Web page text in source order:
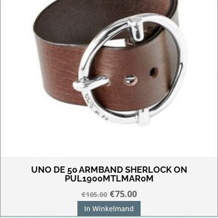
UNO DE 50 ARMBAND SHERLOCK ON
PUL1900MTLMAR0M
€105.00 Oorspronkelijke
prijs
€75.00Huidige
In Winkelmand